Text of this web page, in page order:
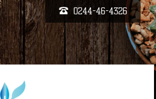
0244-46-4326